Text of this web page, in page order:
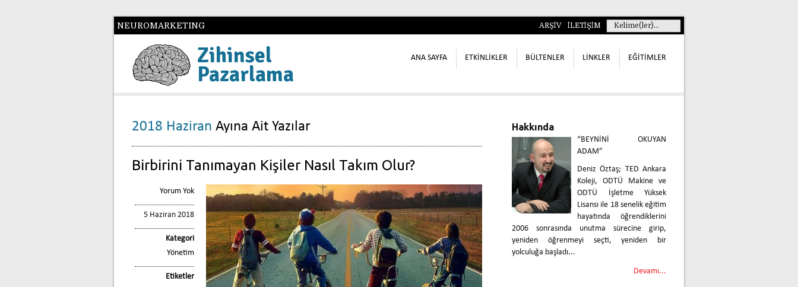
NEUROMARKETING ARŞİV İLETİŞİM
Zihinsel
Pazarlama
ANA SAYFA ETKİNLİKLER BÜLTENLER LİNKLER EĞİTİMLER
2018 Haziran Ayına Ait Yazılar
Birbirini Tanımayan Kişiler Nasıl Takım Olur?
Yorum Yok
5 Haziran 2018
Kategori
Yönetim
Etiketler
Hakkında
“BEYNİNİ OKUYAN
ADAM”
Deniz Öztaş; TED Ankara
Koleji, ODTÜ Makine ve
ODTÜ İşletme Yüksek
Lisansı ile 18 senelik eğitim
hayatında öğrendiklerini
2006 sonrasında unutma sürecine girip,
yeniden öğrenmeyi seçti, yeniden bir
yolculuğa başladı...
Devamı...